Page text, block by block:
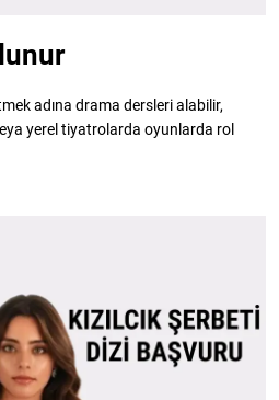
adına drama dersleri alabilir,
yerel tiyatrolarda oyunlarda rol